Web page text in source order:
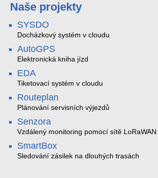
Naše projekty
SYSDO
Docházkový systém v cloudu
AutoGPS
Elektronická kniha jízd
EDA
Tiketovací systém v cloudu
Routeplan
Plánování servisních výjezdů
Senzora
Vzdálený monitoring pomocí sítě LoRaWAN
SmartBox
Sledování zásilek na dlouhých trasách